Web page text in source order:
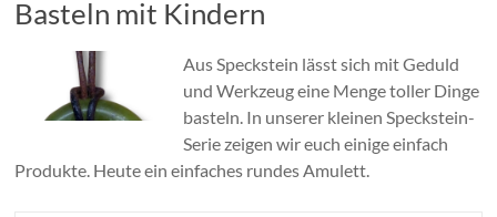
Basteln mit Kindern
Aus Speckstein lässt sich mit Geduld
und Werkzeug eine Menge toller Dinge
basteln. In unserer kleinen Speckstein-
Serie zeigen wir euch einige einfach
Produkte. Heute ein einfaches rundes Amulett.